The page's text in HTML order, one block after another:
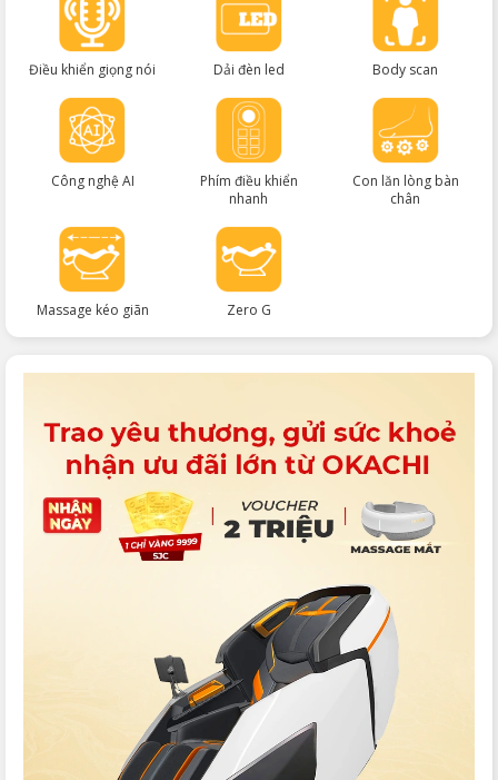
Điều khiển giọng nói Dải đèn led Body scan
Công nghệ AI
Phím điều khiển
nhanh
Con lăn lòng bàn
chân
Massage kéo giãn Zero G